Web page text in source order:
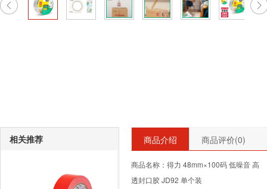
相关推荐 商品介绍 商品评价(0)
商品名称：得力 48mm×100码 低噪音 高
透封口胶 JD92 单个装